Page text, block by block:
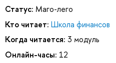
Статус: Маго-лего
Кто читает: Школа финансов
Когда читается: 3 модуль
Онлайн-часы: 12